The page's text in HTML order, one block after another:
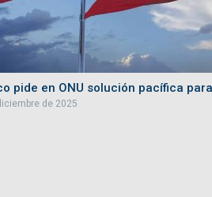
pide en ONU solución pacífica
de 2025